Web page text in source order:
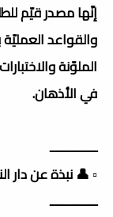
إنّها مصدر قيّم
والقواعد
الملوّنة
في الأذهان.
ـــــــــــــــ
▫️ 👤 نبذة عن دار
ـــــــــــــــ